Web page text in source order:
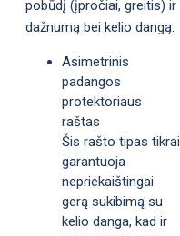
pobūdį (įpročiai, greitis) ir
dažnumą bei kelio dangą.
Asimetrinis
padangos
protektoriaus
raštas
Šis rašto tipas tikrai
garantuoja
nepriekaištingai
gerą sukibimą su
kelio danga, kad ir